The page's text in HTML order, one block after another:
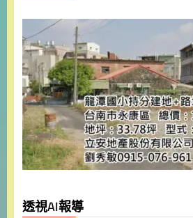
透視AI報導